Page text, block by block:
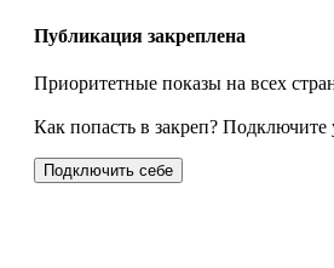
Публикация закреплена
Приоритетные показы на всех
Как попасть в закреп?
Подключить себе